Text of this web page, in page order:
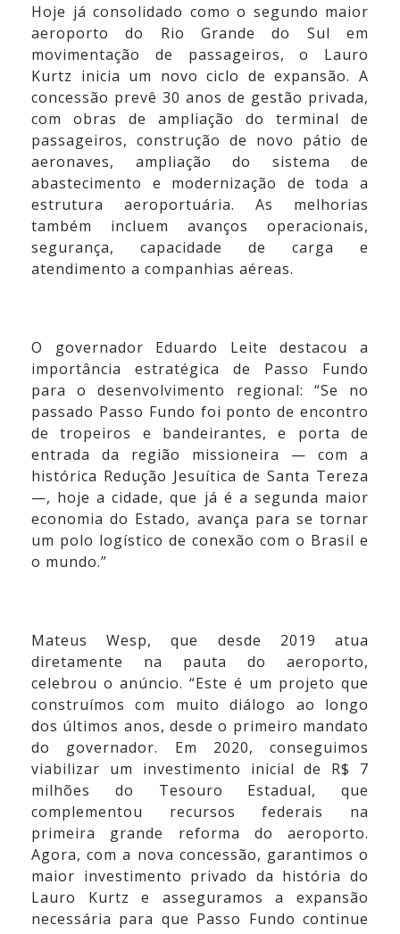
Hoje já consolidado como o segundo maior
aeroporto do Rio Grande do Sul em
movimentação de passageiros, o Lauro
Kurtz inicia um novo ciclo de expansão. A
concessão prevê 30 anos de gestão privada,
com obras de ampliação do terminal de
passageiros, construção de novo pátio de
aeronaves, ampliação do sistema de
abastecimento e modernização de toda a
estrutura aeroportuária. As melhorias
também incluem avanços operacionais,
segurança, capacidade de carga e
atendimento a companhias aéreas.
O governador Eduardo Leite destacou a
importância estratégica de Passo Fundo
para o desenvolvimento regional: “Se no
passado Passo Fundo foi ponto de encontro
de tropeiros e bandeirantes, e porta de
entrada da região missioneira — com a
histórica Redução Jesuítica de Santa Tereza
—, hoje a cidade, que já é a segunda maior
economia do Estado, avança para se tornar
um polo logístico de conexão com o Brasil e
o mundo.”
Mateus Wesp, que desde 2019 atua
diretamente na pauta do aeroporto,
celebrou o anúncio. “Este é um projeto que
construímos com muito diálogo ao longo
dos últimos anos, desde o primeiro mandato
do governador. Em 2020, conseguimos
viabilizar um investimento inicial de R$ 7
milhões do Tesouro Estadual, que
complementou recursos federais na
primeira grande reforma do aeroporto.
Agora, com a nova concessão, garantimos o
maior investimento privado da história do
Lauro Kurtz e asseguramos a expansão
necessária para que Passo Fundo continue